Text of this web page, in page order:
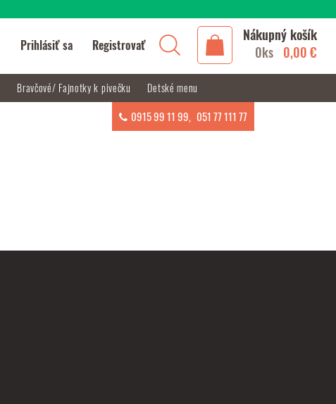
Prihlásiť sa Registrovať
Nákupný košík
0ks 0,00 €
Bravčové/ Fajnotky k pivečku Detské menu
0915 99 11 99, 051 77 111 77